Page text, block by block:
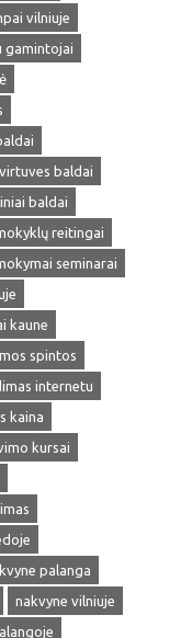
vilniuje
gamintojai
baldai
baldai
reitingai
seminarai
kaune
spintos
internetu
kaina
kursai
palanga
nakvyne vilniuje